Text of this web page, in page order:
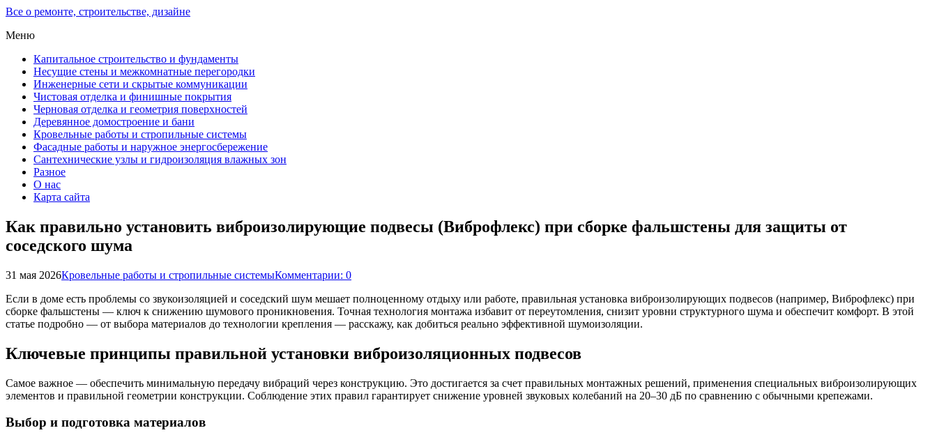
Все о ремонте, строительстве, дизайне
Меню
Капитальное строительство и фундаменты
Несущие стены и межкомнатные перегородки
Инженерные сети и скрытые коммуникации
Чистовая отделка и финишные покрытия
Черновая отделка и геометрия поверхностей
Деревянное домостроение и бани
Кровельные работы и стропильные системы
Фасадные работы и наружное энергосбережение
Сантехнические узлы и гидроизоляция влажных зон
Разное
О нас
Карта сайта
Как правильно установить виброизолирующие подвесы (Виброфлекс) при сборке фальшстены для защиты от
соседского шума
31 мая 2026Кровельные работы и стропильные системыКомментарии: 0
Если в доме есть проблемы со звукоизоляцией и соседский шум мешает полноценному отдыху или работе, правильная установка виброизолирующих подвесов (например, Виброфлекс) при
сборке фальшстены — ключ к снижению шумового проникновения. Точная технология монтажа избавит от переутомления, снизит уровни структурного шума и обеспечит комфорт. В этой
статье подробно — от выбора материалов до технологии крепления — расскажу, как добиться реально эффективной шумоизоляции.
Ключевые принципы правильной установки виброизоляционных подвесов
Самое важное — обеспечить минимальную передачу вибраций через конструкцию. Это достигается за счет правильных монтажных решений, применения специальных виброизолирующих
элементов и правильной геометрии конструкции. Соблюдение этих правил гарантирует снижение уровней звуковых колебаний на 20–30 дБ по сравнению с обычными крепежами.
Выбор и подготовка материалов